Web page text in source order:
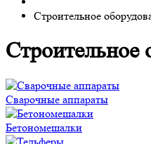
Строительное
Строительное
Сварочные аппараты
Бетономешалки